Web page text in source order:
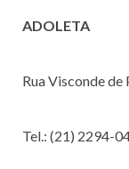
ADOLETA
Rua Visconde
Tel.: (21) 2294-